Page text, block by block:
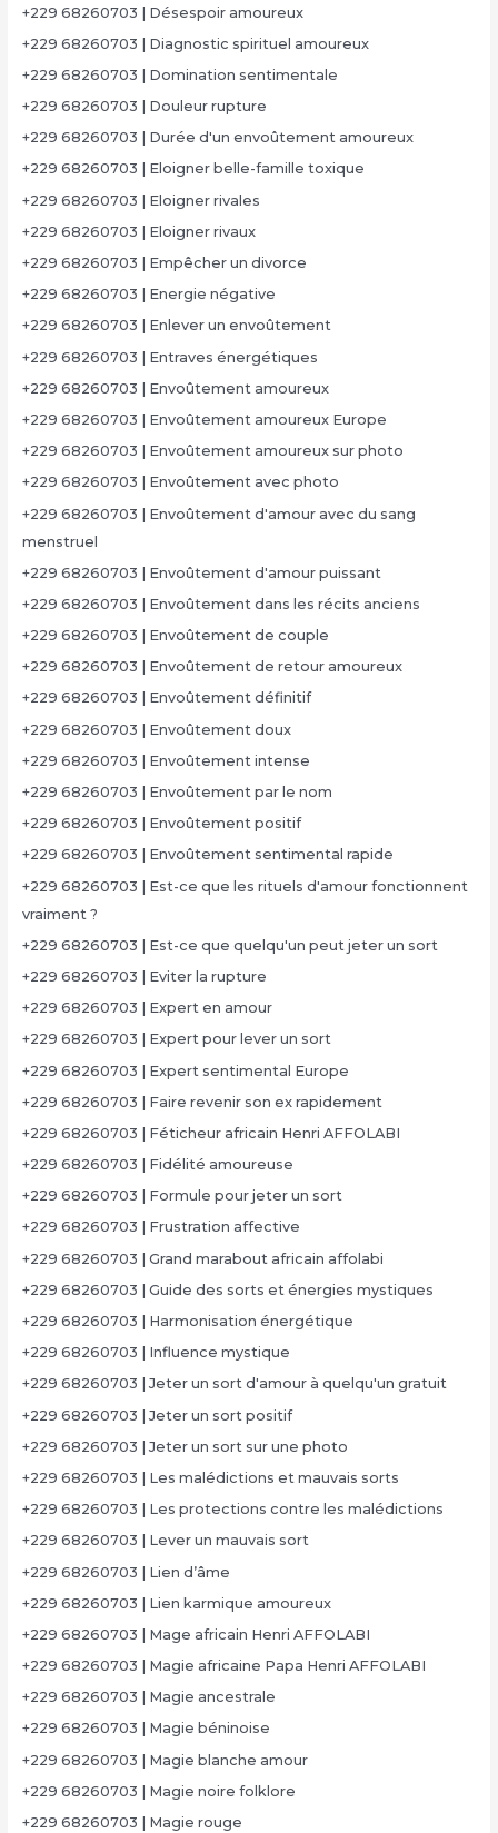
+229 68260703 | Désespoir amoureux
+229 68260703 | Diagnostic spirituel amoureux
+229 68260703 | Domination sentimentale
+229 68260703 | Douleur rupture
+229 68260703 | Durée d'un envoûtement amoureux
+229 68260703 | Eloigner belle-famille toxique
+229 68260703 | Eloigner rivales
+229 68260703 | Eloigner rivaux
+229 68260703 | Empêcher un divorce
+229 68260703 | Energie négative
+229 68260703 | Enlever un envoûtement
+229 68260703 | Entraves énergétiques
+229 68260703 | Envoûtement amoureux
+229 68260703 | Envoûtement amoureux Europe
+229 68260703 | Envoûtement amoureux sur photo
+229 68260703 | Envoûtement avec photo
+229 68260703 | Envoûtement d'amour avec du sang
menstruel
+229 68260703 | Envoûtement d'amour puissant
+229 68260703 | Envoûtement dans les récits anciens
+229 68260703 | Envoûtement de couple
+229 68260703 | Envoûtement de retour amoureux
+229 68260703 | Envoûtement définitif
+229 68260703 | Envoûtement doux
+229 68260703 | Envoûtement intense
+229 68260703 | Envoûtement par le nom
+229 68260703 | Envoûtement positif
+229 68260703 | Envoûtement sentimental rapide
+229 68260703 | Est-ce que les rituels d'amour fonctionnent
vraiment ?
+229 68260703 | Est-ce que quelqu'un peut jeter un sort
+229 68260703 | Eviter la rupture
+229 68260703 | Expert en amour
+229 68260703 | Expert pour lever un sort
+229 68260703 | Expert sentimental Europe
+229 68260703 | Faire revenir son ex rapidement
+229 68260703 | Féticheur africain Henri AFFOLABI
+229 68260703 | Fidélité amoureuse
+229 68260703 | Formule pour jeter un sort
+229 68260703 | Frustration affective
+229 68260703 | Grand marabout africain affolabi
+229 68260703 | Guide des sorts et énergies mystiques
+229 68260703 | Harmonisation énergétique
+229 68260703 | Influence mystique
+229 68260703 | Jeter un sort d'amour à quelqu'un gratuit
+229 68260703 | Jeter un sort positif
+229 68260703 | Jeter un sort sur une photo
+229 68260703 | Les malédictions et mauvais sorts
+229 68260703 | Les protections contre les malédictions
+229 68260703 | Lever un mauvais sort
+229 68260703 | Lien d’âme
+229 68260703 | Lien karmique amoureux
+229 68260703 | Mage africain Henri AFFOLABI
+229 68260703 | Magie africaine Papa Henri AFFOLABI
+229 68260703 | Magie ancestrale
+229 68260703 | Magie béninoise
+229 68260703 | Magie blanche amour
+229 68260703 | Magie noire folklore
+229 68260703 | Magie rouge